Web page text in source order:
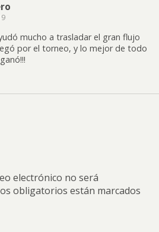
mucho a trasladar el gran flujo
por el torneo, y lo mejor de todo
electrónico no será
obligatorios están marcados